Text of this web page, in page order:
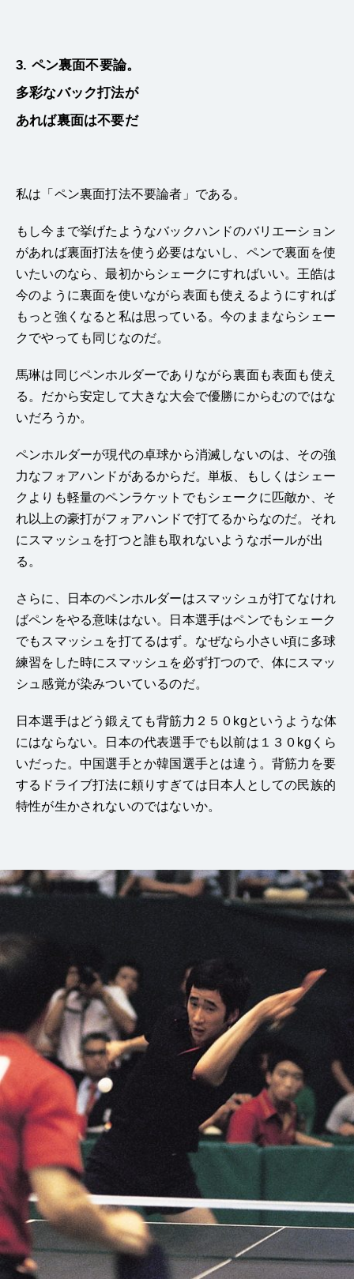
3. ペン裏面不要論。
多彩なバック打法が
あれば裏面は不要だ
私は「ペン裏面打法不要論者」である。
もし今まで挙げたようなバックハンドのバリエーション
があれば裏面打法を使う必要はないし、ペンで裏面を使
いたいのなら、最初からシェークにすればいい。王皓は
今のように裏面を使いながら表面も使えるようにすれば
もっと強くなると私は思っている。今のままならシェー
クでやっても同じなのだ。
馬琳は同じペンホルダーでありながら裏面も表面も使え
る。だから安定して大きな大会で優勝にからむのではな
いだろうか。
ペンホルダーが現代の卓球から消滅しないのは、その強
力なフォアハンドがあるからだ。単板、もしくはシェー
クよりも軽量のペンラケットでもシェークに匹敵か、そ
れ以上の豪打がフォアハンドで打てるからなのだ。それ
にスマッシュを打つと誰も取れないようなボールが出
る。
さらに、日本のペンホルダーはスマッシュが打てなけれ
ばペンをやる意味はない。日本選手はペンでもシェーク
でもスマッシュを打てるはず。なぜなら小さい頃に多球
練習をした時にスマッシュを必ず打つので、体にスマッ
シュ感覚が染みついているのだ。
日本選手はどう鍛えても背筋力２５０kgというような体
にはならない。日本の代表選手でも以前は１３０kgくら
いだった。中国選手とか韓国選手とは違う。背筋力を要
するドライブ打法に頼りすぎては日本人としての民族的
特性が生かされないのではないか。